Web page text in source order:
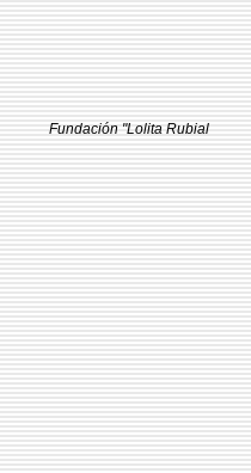
Fundación "Lolita Rubial